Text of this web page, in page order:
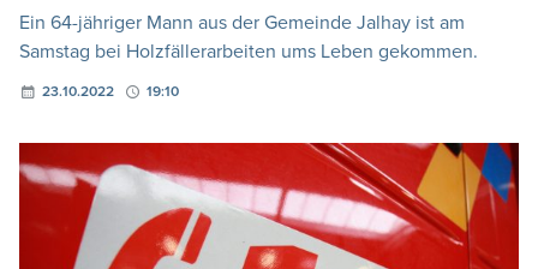
Ein 64-jähriger Mann aus der Gemeinde Jalhay ist am
Samstag bei Holzfällerarbeiten ums Leben gekommen.
23.10.2022 19:10